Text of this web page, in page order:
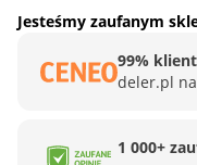
Jesteśmy zaufanym
99%
deler.pl
1 000+